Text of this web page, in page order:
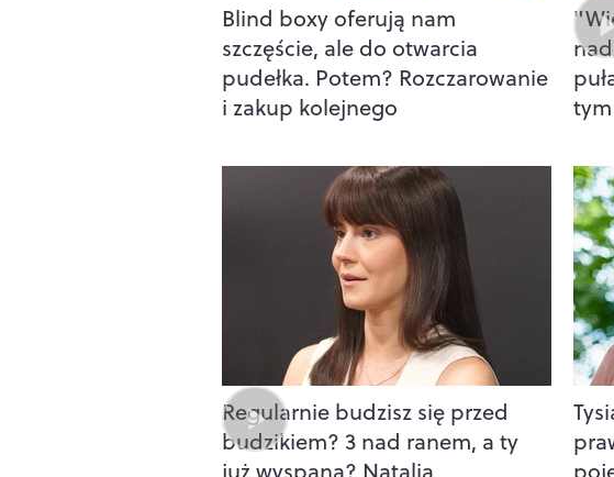
Blind boxy oferują nam
szczęście, ale do otwarcia
pudełka. Potem? Rozczarowanie
i zakup kolejnego
Regularnie budzisz się przed
budzikiem? 3 nad ranem, a ty